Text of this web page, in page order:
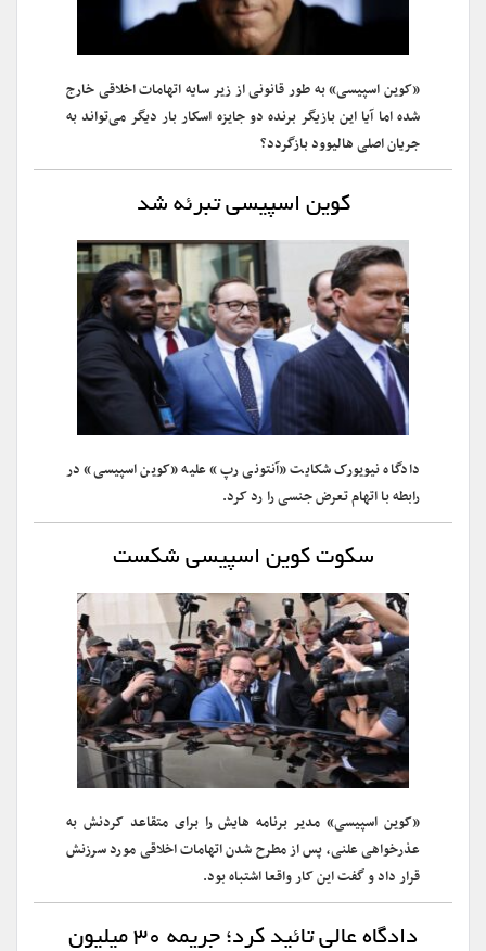
«کوین اسپیسی» به طور قانونی از زیر سایه اتهامات اخلاقی خارج
شده اما آیا این بازیگر برنده دو جایزه اسکار بار دیگر می‌تواند به
جریان اصلی هالیوود بازگردد؟
کوین اسپیسی تبرئه شد
دادگاه نیویورک شکایت «آنتونی رپ» علیه «کوین اسپیسی» در
رابطه با اتهام تعرض جنسی را رد کرد.
سکوت کوین اسپیسی شکست
«کوین اسپیسی» مدیر برنامه هایش را برای متقاعد کردنش به
عذرخواهی علنی، پس از مطرح شدن اتهامات اخلاقی مورد سرزنش
قرار داد و گفت این کار واقعا اشتباه بود.
دادگاه عالی تائید کرد؛ جریمه ۳۰ میلیون